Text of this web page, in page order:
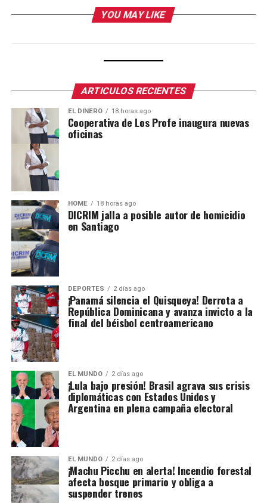
YOU MAY LIKE
ARTICULOS RECIENTES
EL DINERO 18 horas ago
Cooperativa de Los Profe inaugura nuevas
oficinas
HOME 18 horas ago
DICRIM jalla a posible autor de homicidio
en Santiago
DEPORTES 2 días ago
¡Panamá silencia el Quisqueya! Derrota a
República Dominicana y avanza invicto a la
final del béisbol centroamericano
EL MUNDO 2 días ago
¡Lula bajo presión! Brasil agrava sus crisis
diplomáticas con Estados Unidos y
Argentina en plena campaña electoral
EL MUNDO 2 días ago
¡Machu Picchu en alerta! Incendio forestal
afecta bosque primario y obliga a
suspender trenes